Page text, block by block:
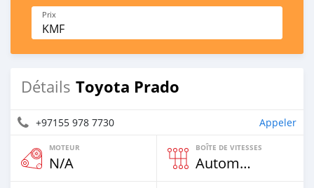
Prix
KMF
Détails Toyota Prado
+97155 978 7730 Appeler
MOTEUR
N/A
BOÎTE DE VITESSES
Automatique